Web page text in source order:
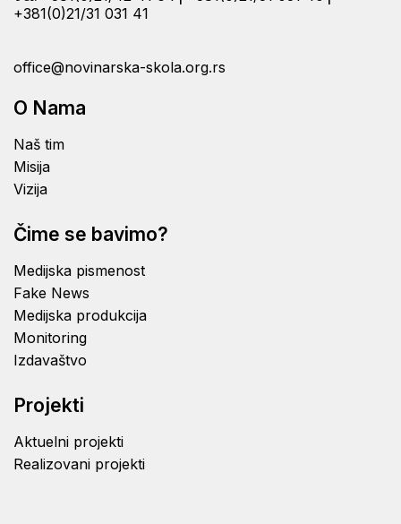
O Nama
Naš tim
Misija
Vizija
Čime se bavimo?
Medijska pismenost
Fake News
Medijska produkcija
Monitoring
Izdavaštvo
Projekti
Aktuelni projekti
Realizovani projekti
+381(0)21/31 031 41
office@novinarska-skola.org.rs